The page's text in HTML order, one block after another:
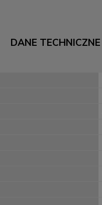
DANE TECHNICZNE